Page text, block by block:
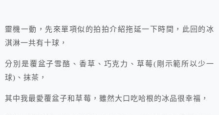
靈機一動，先來單項似的拍拍介紹拖延一下時間，此回的冰
淇淋一共有十球，
分別是覆盆子雪酪、香草、巧克力、草莓(剛示範所以少一
球)、抹茶，
其中我最愛覆盆子和草莓，雖然大口吃哈根的冰品很幸福，